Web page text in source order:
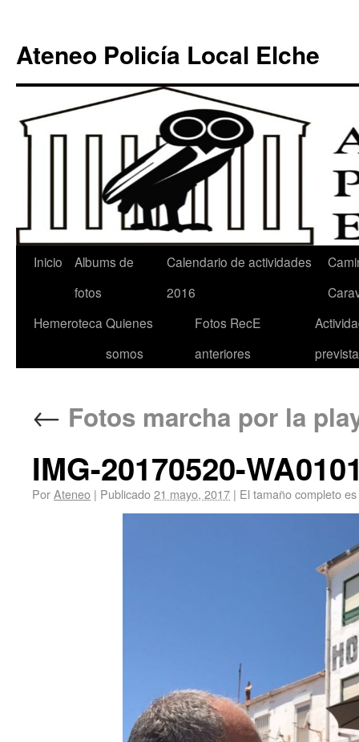
Ateneo Policía Local Elche
Inicio
Albums de
fotos
Calendario de actividades
2016
Hemeroteca Quienes
somos
Fotos RecE
anteriores
← Fotos marcha por la
IMG-20170520-
PorAteneo | Publicado21 mayo, 2017 | El tamaño completo